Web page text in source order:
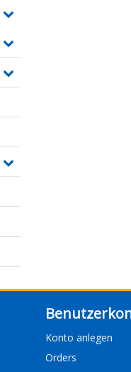
Konto anlegen
Orders